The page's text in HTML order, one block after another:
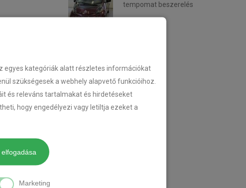
egyes kategóriák alatt részletes információkat
szükségesek a webhely alapvető funkcióihoz.
és releváns tartalmakat és hirdetéseket
hogy engedélyezi vagy letiltja ezeket a
Marketing
tempomat beszerelés